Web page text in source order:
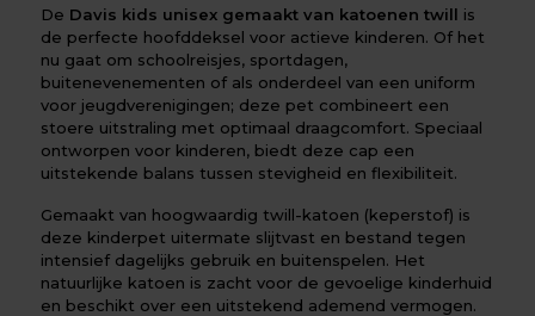
De Davis kids unisex gemaakt van katoenen twill is
de perfecte hoofddeksel voor actieve kinderen. Of het
nu gaat om schoolreisjes, sportdagen,
buitenevenementen of als onderdeel van een uniform
voor jeugdverenigingen; deze pet combineert een
stoere uitstraling met optimaal draagcomfort. Speciaal
ontworpen voor kinderen, biedt deze cap een
uitstekende balans tussen stevigheid en flexibiliteit.
Gemaakt van hoogwaardig twill-katoen (keperstof) is
deze kinderpet uitermate slijtvast en bestand tegen
intensief dagelijks gebruik en buitenspelen. Het
natuurlijke katoen is zacht voor de gevoelige kinderhuid
en beschikt over een uitstekend ademend vermogen.